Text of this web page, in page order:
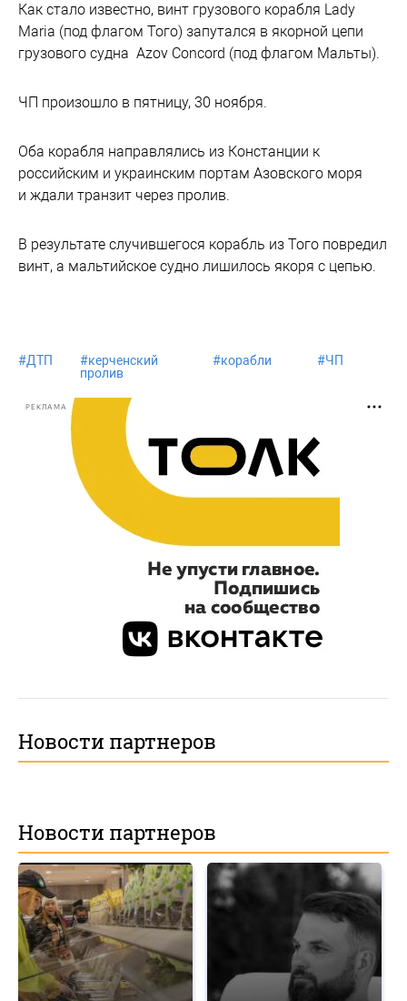
Как стало известно, винт грузового корабля Lady
Maria (под флагом Того) запутался в якорной цепи
грузового судна Azov Concord (под флагом Мальты).
ЧП произошло в пятницу, 30 ноября.
Оба корабля направлялись из Констанции к
российским и украинским портам Азовского моря
и ждали транзит через пролив.
В результате случившегося корабль из Того повредил
винт, а мальтийское судно лишилось якоря с цепью.
#ДТП #керченский
пролив
#корабли #ЧП
РЕКЛАМА
Новости партнеров
Новости партнеров